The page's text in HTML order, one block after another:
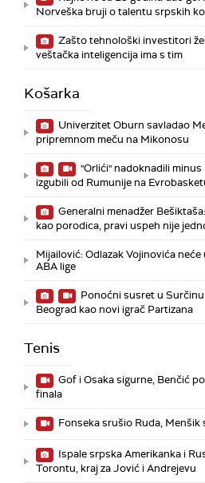
Norveška bruji o talentu srpskih
Zašto tehnološki investitori
veštačka inteligencija ima s tim
Košarka
Univerzitet Oburn savladao
pripremnom meču na Mikonosu
"Orlići" nadoknadili
izgubili od Rumunije na
Generalni menadžer
kao porodica, pravi uspeh nije
Mijailović: Odlazak Vojinovića
ABA lige
Ponoćni susret u
Beograd kao novi igrač Partizana
Tenis
Gof i Osaka sigurne, Benčić
finala
Fonseka srušio Ruda,
Ispale srpska Amerikanka i
Torontu, kraj za Jović i Andrejevu